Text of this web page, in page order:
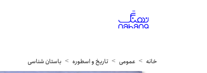
خانه عمومی تاریخ و اسطوره باستان شناسی